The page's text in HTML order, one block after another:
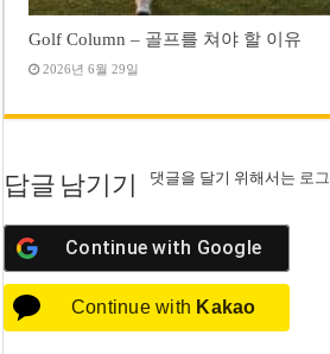
Golf Column – 골프를 쳐야 할 이유
2026년 6월 29일
답글 남기기 댓글을 달기 위해서는 로
Continue with Google
Continue with Kakao